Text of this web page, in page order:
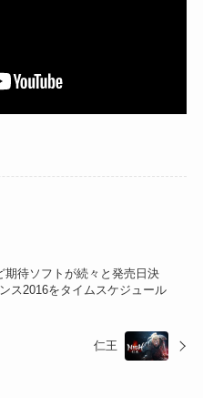
期待ソフトが続々と発売日決
ス2016をタイムスケジュール
仁王